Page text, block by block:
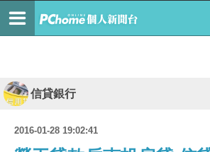
信貸銀行
2016-01-28 19:02:41